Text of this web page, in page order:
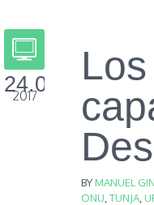
24.04
2017
BYMANUEL
ONU TUNJA